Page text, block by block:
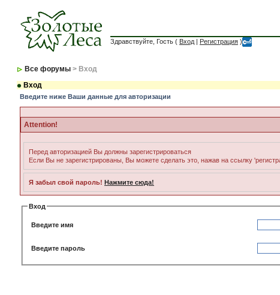
Здравствуйте, Гость ( Вход | Регистрация )
Все форумы > Вход
Вход
Введите ниже Ваши данные для авторизации
Attention!
Перед авторизацией Вы должны зарегистрироваться
Если Вы не зарегистрированы, Вы можете сделать это, нажав на ссылку
Я забыл свой пароль! Нажмите сюда!
Вход
Введите имя
Введите пароль